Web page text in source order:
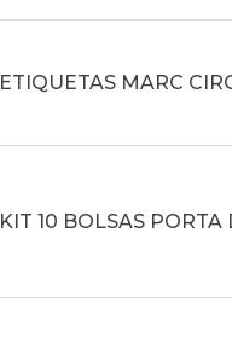
ETIQUETAS MARC
KIT 10 BOLSAS